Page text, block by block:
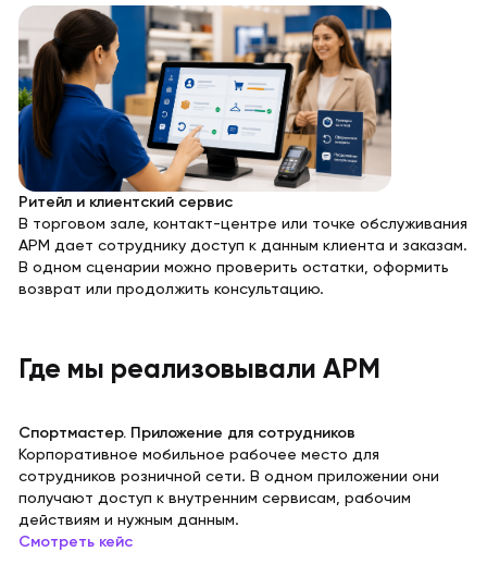
Ритейл и клиентский сервис
В торговом зале, контакт-центре или точке обслуживания
АРМ дает сотруднику доступ к данным клиента и заказам.
В одном сценарии можно проверить остатки, оформить
возврат или продолжить консультацию.
Где мы реализовывали АРМ
Спортмастер. Приложение для сотрудников
Корпоративное мобильное рабочее место для
сотрудников розничной сети. В одном приложении они
получают доступ к внутренним сервисам, рабочим
действиям и нужным данным.
Смотреть кейс